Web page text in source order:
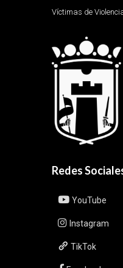
Víctimas de
Redes
YouTube
Instagram
TikTok